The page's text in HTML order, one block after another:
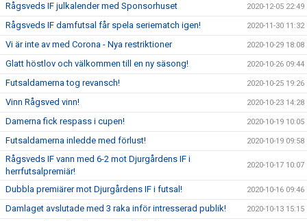
Rågsveds IF julkalender med Sponsorhuset 2020-12-05 22:49
Rågsveds IF damfutsal får spela seriematch igen! 2020-11-30 11:32
Vi är inte av med Corona - Nya restriktioner 2020-10-29 18:08
Glatt höstlov och välkommen till en ny säsong! 2020-10-26 09:44
Futsaldamerna tog revansch! 2020-10-25 19:26
Vinn Rågsved vinn! 2020-10-23 14:28
Damerna fick respass i cupen! 2020-10-19 10:05
Futsaldamerna inledde med förlust! 2020-10-19 09:58
Rågsveds IF vann med 6-2 mot Djurgårdens IF i
herrfutsalpremiär!
2020-10-17 10:07
Dubbla premiärer mot Djurgårdens IF i futsal! 2020-10-16 09:46
Damlaget avslutade med 3 raka inför intresserad publik! 2020-10-13 15:15